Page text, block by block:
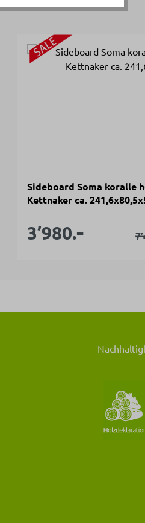
Sideboard Soma koralle
Kettnaker ca.
3’980.-